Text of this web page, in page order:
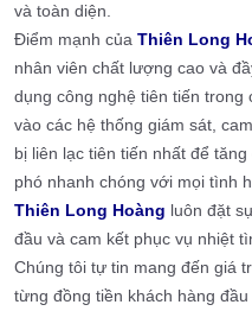
và toàn diện.
Điểm mạnh của Thiên Long
nhân viên chất lượng cao và
dụng công nghệ tiên tiến
vào các hệ thống giám sát,
bị liên lạc tiên tiến nhất để
phó nhanh chóng với mọi tình
Thiên Long Hoàng luôn đặt
đầu và cam kết phục vụ nhiệt
Chúng tôi tự tin mang đến giá
từng đồng tiền khách hàng